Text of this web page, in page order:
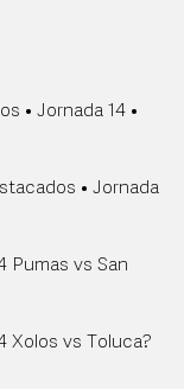
• Jornada 14 •
• Jornada
Pumas vs San
Xolos vs Toluca?